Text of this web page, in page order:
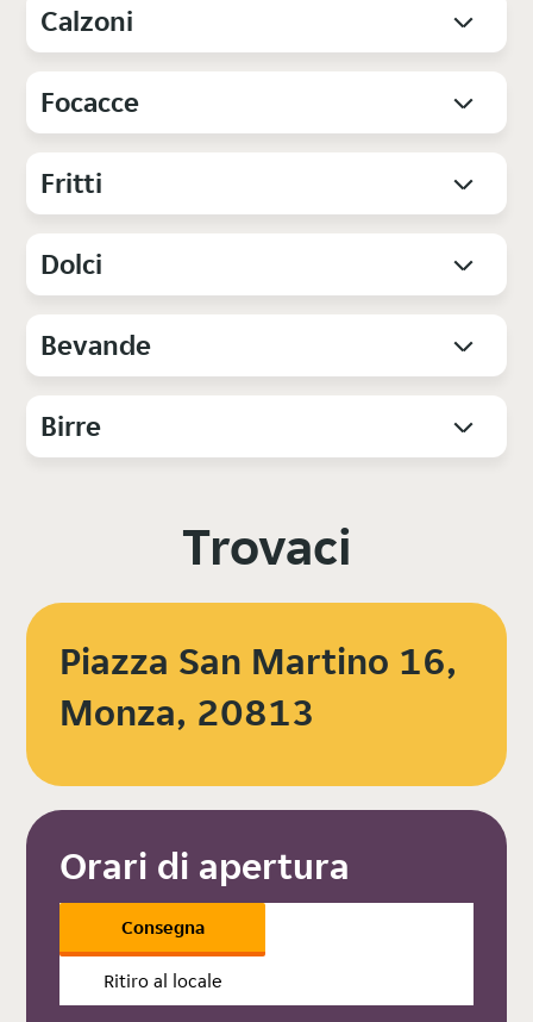
Calzoni
Focacce
Fritti
Dolci
Bevande
Birre
Trovaci
Piazza San Martino 16,
Monza, 20813
Orari di apertura
Consegna
Ritiro al locale